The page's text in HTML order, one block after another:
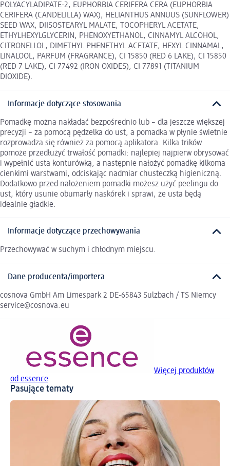
POLYACYLADIPATE-2, EUPHORBIA CERIFERA CERA (EUPHORBIA
CERIFERA (CANDELILLA) WAX), HELIANTHUS ANNUUS (SUNFLOWER)
SEED WAX, DIISOSTEARYL MALATE, TOCOPHERYL ACETATE,
ETHYLHEXYLGLYCERIN, PHENOXYETHANOL, CINNAMYL ALCOHOL,
CITRONELLOL, DIMETHYL PHENETHYL ACETATE, HEXYL CINNAMAL,
LINALOOL, PARFUM (FRAGRANCE), CI 15850 (RED 6 LAKE), CI 15850
(RED 7 LAKE), CI 77492 (IRON OXIDES), CI 77891 (TITANIUM
DIOXIDE).
Informacje dotyczące stosowania
Pomadkę można nakładać bezpośrednio lub – dla jeszcze większej
precyzji – za pomocą pędzelka do ust, a pomadka w płynie świetnie
rozprowadza się również za pomocą aplikatora. Kilka trików
pomoże przedłużyć trwałość pomadki: najlepiej najpierw obrysować
i wypełnić usta konturówką, a następnie nałożyć pomadkę kilkoma
cienkimi warstwami, odciskając nadmiar chusteczką higieniczną.
Dodatkowo przed nałożeniem pomadki możesz użyć peelingu do
ust, który usunie obumarły naskórek i sprawi, że usta będą
idealnie gładkie.
Informacje dotyczące przechowywania
Przechowywać w suchym i chłodnym miejscu.
Dane producenta/importera
cosnova GmbH Am Limespark 2 DE-65843 Sulzbach / TS Niemcy
service@cosnova.eu
Więcej produktów
od essence
Pasujące tematy